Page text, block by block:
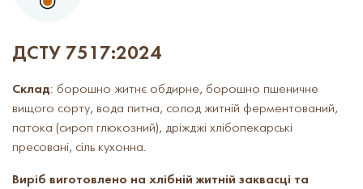
ДСТУ 7517:2024
Склад: борошно житнє обдирне, борошно пшеничне
вищого сорту, вода питна, солод житній ферментований,
патока (сироп глюкозний), дріжджі хлібопекарські
пресовані, сіль кухонна.
Виріб виготовлено на хлібній житній заквасці та